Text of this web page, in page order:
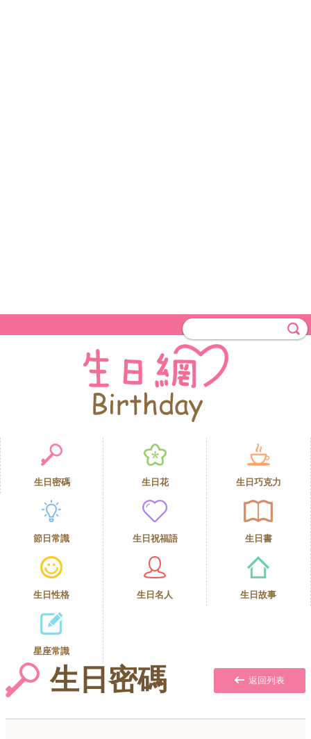
生日密碼 生日花 生日巧克力
節日常識 生日祝福語 生日書
生日性格 生日名人 生日故事
星座常識
生日密碼 返回列表